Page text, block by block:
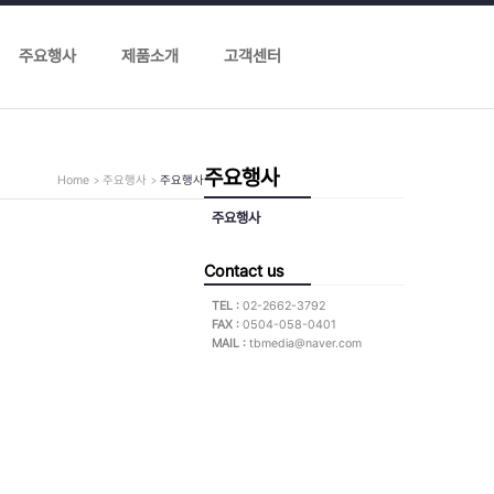
주요행사 제품소개 고객센터
Home 주요행사 주요행사주요행사
주요행사
Contact us
TEL : 02-2662-3792
FAX : 0504-058-0401
MAIL : tbmedia@naver.com